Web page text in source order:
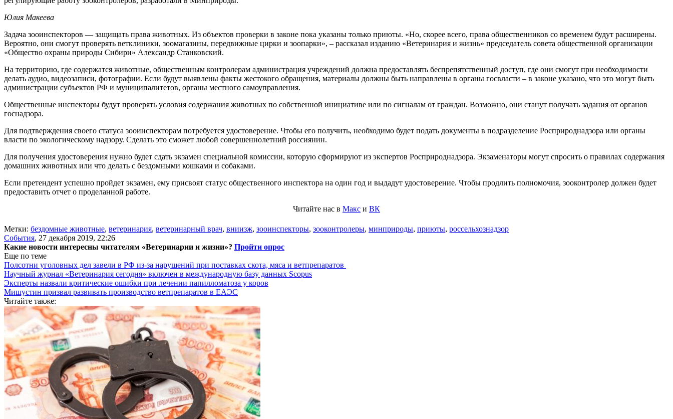
Юлия Макеева
Задача зооинспекторов — защищать права животных. Из объектов проверки в законе пока указаны только приюты. «Но, скорее всего, права общественников со временем будут расширены.
Вероятно, они смогут проверять ветклиники, зоомагазины, передвижные цирки и зоопарки», – рассказал изданию «Ветеринария и жизнь» председатель совета общественной организации
«Общество охраны природы Сибири» Александр Станковский.
На территорию, где содержатся животные, общественным контролерам администрация учреждений должна предоставлять беспрепятственный доступ, где они смогут при необходимости
делать аудио, видеозаписи, фотографии. Если будут выявлены факты жестокого обращения, материалы должны быть направлены в органы госвласти – в законе указано, что это могут быть
администрации субъектов РФ и муниципалитетов, органы местного самоуправления.
Общественные инспекторы будут проверять условия содержания животных по собственной инициативе или по сигналам от граждан. Возможно, они станут получать задания от органов
госнадзора.
Для подтверждения своего статуса зооинспекторам потребуется удостоверение. Чтобы его получить, необходимо будет подать документы в подразделение Росприроднадзора или органы
власти по экологическому надзору. Сделать это сможет любой совершеннолетний россиянин.
Для получения удостоверения нужно будет сдать экзамен специальной комиссии, которую сформируют из экспертов Росприроднадзора. Экзаменаторы могут спросить о правилах содержания
домашних животных или что делать с бездомными кошками и собаками.
Если претендент успешно пройдет экзамен, ему присвоят статус общественного инспектора на один год и выдадут удостоверение. Чтобы продлить полномочия, зооконтролер должен будет
предоставить отчет о проделанной работе.
Читайте нас в Макс и ВК
Метки: бездомные животные, ветеринария, ветеринарный врач, вниизж, зооинспекторы, зооконтролеры, минприроды, приюты, россельхознадзор
События, 27 декабря 2019, 22:26
Какие новости интересны читателям «Ветеринарии и жизни»? Пройти опрос
Еще по теме
Полсотни уголовных дел завели в РФ из-за нарушений при поставках скота, мяса и ветпрепаратов
Научный журнал «Ветеринария сегодня» включен в международную базу данных Scopus
Эксперты назвали критические ошибки при лечении папилломатоза у коров
Мишустин призвал развивать производство ветпрепаратов в ЕАЭС
Читайте также: